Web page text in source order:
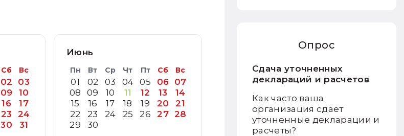
Сб Вс
02
03
09
10
16
17
23 24
30 31
Июнь
Пн Вт Ср Чт Пт Сб Вс
01 02 03 04 05 06
07
08
09 10 11 12 13
14
15
16 17 18 19 20
21
22
23 24 25 26 27 28
29
30
Опрос
Сдача уточненных
деклараций и расчетов
Как часто ваша
организация сдает
уточненные декларации и
расчеты?